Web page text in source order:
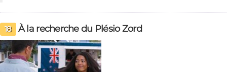
18 À la recherche du Plésio Zord